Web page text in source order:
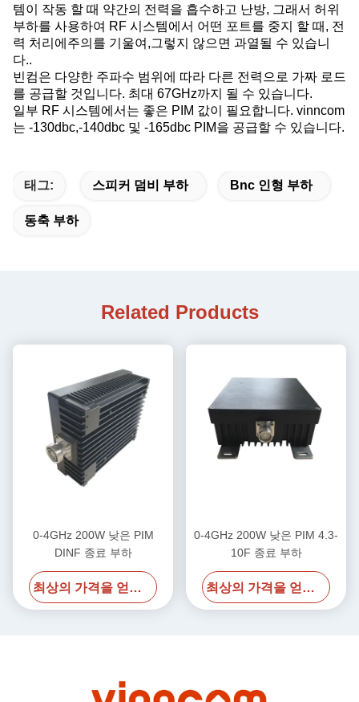
템이 작동 할 때 약간의 전력을 흡수하고 난방, 그래서 허위
부하를 사용하여 RF 시스템에서 어떤 포트를 중지 할 때, 전
력 처리에주의를 기울여,그렇지 않으면 과열될 수 있습니
다..
빈컴은 다양한 주파수 범위에 따라 다른 전력으로 가짜 로드
를 공급할 것입니다. 최대 67GHz까지 될 수 있습니다.
일부 RF 시스템에서는 좋은 PIM 값이 필요합니다. vinncom
는 -130dbc,-140dbc 및 -165dbc PIM을 공급할 수 있습니다.
태그: 스피커 덤비 부하 Bnc 인형 부하
동축 부하
Related Products
0-4GHz 200W 낮은 PIM
DINF 종료 부하
최상의 가격을 얻으세요
0-4GHz 200W 낮은 PIM 4.3-
10F 종료 부하
최상의 가격을 얻으세요